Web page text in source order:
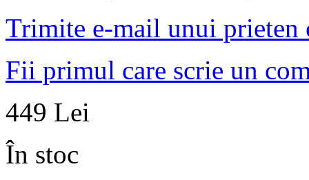
Trimite e-mail unui prieten
Fii primul care scrie un
449 Lei
În stoc